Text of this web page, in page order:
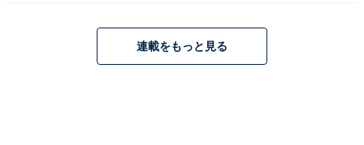
連載をもっと見る